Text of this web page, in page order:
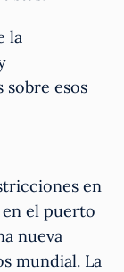
la
esos
en
en el puerto
nueva
mundial. La